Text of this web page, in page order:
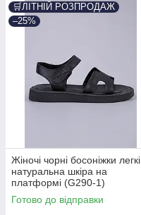
🛒ЛІТНІЙ РОЗПРОДАЖ
–25%
Жіночі чорні босоніжки легкі
натуральна шкіра на
платформі (G290-1)
Готово до відправки